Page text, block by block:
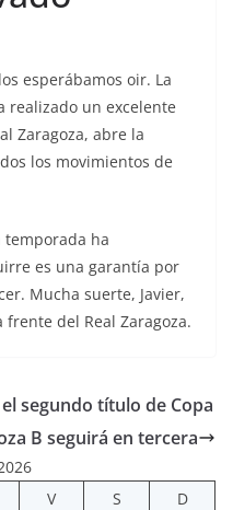
esperábamos oir. La
realizado un excelente
Zaragoza, abre la
los movimientos de
temporada ha
es una garantía por
Mucha suerte, Javier,
del Real Zaragoza.
segundo título de Copa
B seguirá en tercera
V S
D